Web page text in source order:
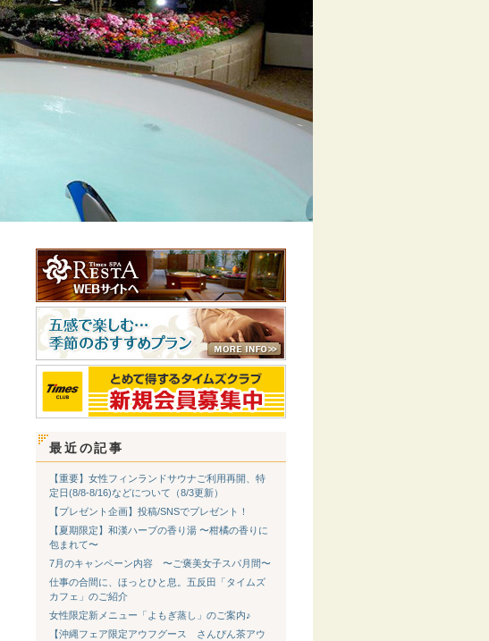
最近の記事
【重要】女性フィンランドサウナご利用再開、特
定日(8/8-8/16)などについて（8/3更新）
【プレゼント企画】投稿/SNSでプレゼント！
【夏期限定】和漢ハーブの香り湯 〜柑橘の香りに
包まれて〜
7月のキャンペーン内容 〜ご褒美女子スパ月間〜
仕事の合間に、ほっとひと息。五反田「タイムズ
カフェ」のご紹介
女性限定新メニュー「よもぎ蒸し」のご案内♪
【沖縄フェア限定アウフグース さんぴん茶アウ